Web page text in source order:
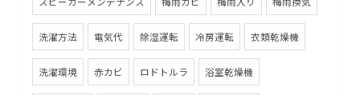
洗濯方法 電気代 除湿運転 冷房運転 衣類乾燥機
洗濯環境 赤カビ ロドトルラ 浴室乾燥機